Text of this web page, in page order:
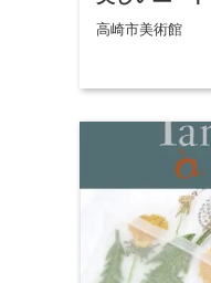
高崎市美術館